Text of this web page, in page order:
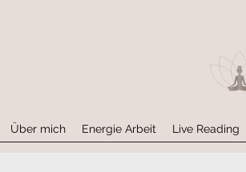
Über mich Energie Arbeit Live Reading